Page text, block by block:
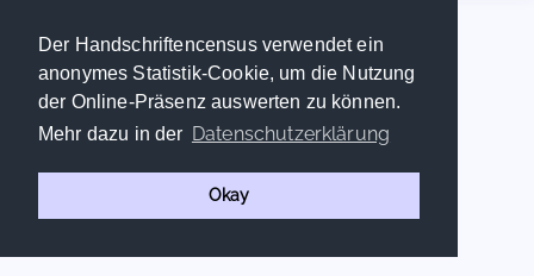
Der Handschriftencensus verwendet ein
anonymes Statistik-Cookie, um die Nutzung
der Online-Präsenz auswerten zu können.
Mehr dazu in der Datenschutzerklärung
Okay